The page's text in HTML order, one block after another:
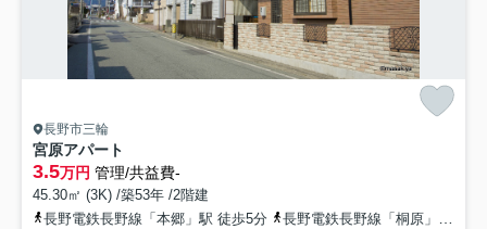
長野市三輪
宮原アパート
3.5万円 管理/共益費-
45.30㎡ (3K) /築53年 /2階建
長野電鉄長野線「本郷」駅 徒歩5分
長野電鉄長野線「桐原」駅 徒歩12分